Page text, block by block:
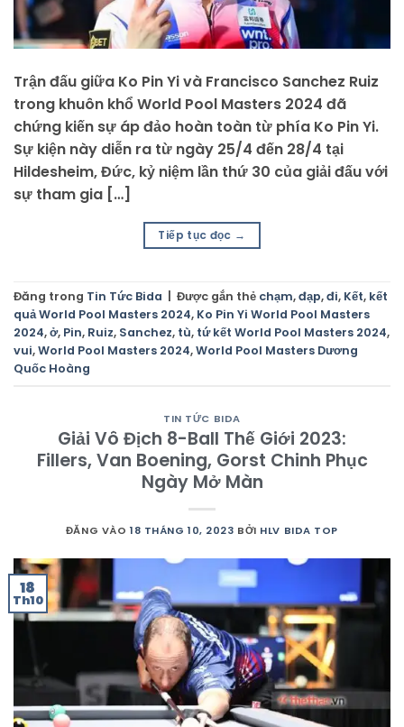
Trận đấu giữa Ko Pin Yi và Francisco Sanchez Ruiz
trong khuôn khổ World Pool Masters 2024 đã
chứng kiến sự áp đảo hoàn toàn từ phía Ko Pin Yi.
Sự kiện này diễn ra từ ngày 25/4 đến 28/4 tại
Hildesheim, Đức, kỷ niệm lần thứ 30 của giải đấu với
sự tham gia […]
Tiếp tục đọc →
Đăng trong Tin Tức Bida Được gắn thẻ chạm,đạp,đi, Kết, kết
quả World Pool Masters 2024, Ko Pin Yi World Pool Masters
2024,ở, Pin, Ruiz, Sanchez, tù, tứ kết World Pool Masters 2024,
vui,World Pool Masters 2024,World Pool Masters Dương
Quốc Hoàng
TIN TỨC BIDA
Giải Vô Địch 8-Ball Thế Giới 2023:
Fillers, Van Boening, Gorst Chinh Phục
Ngày Mở Màn
ĐĂNG VÀO 18 THÁNG 10, 2023 BỞI HLV BIDA TOP
18
Th10